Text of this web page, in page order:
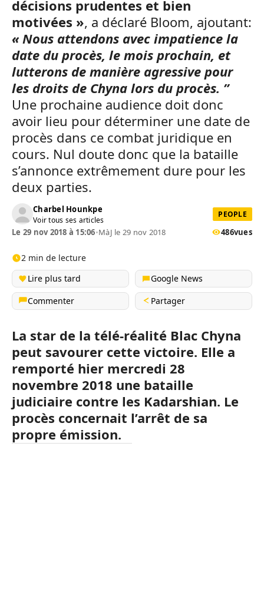
décisions prudentes et bien
motivées », a déclaré Bloom, ajoutant:
« Nous attendons avec impatience la
date du procès, le mois prochain, et
lutterons de manière agressive pour
les droits de Chyna lors du procès. ”
Une prochaine audience doit donc
avoir lieu pour déterminer une date de
procès dans ce combat juridique en
cours. Nul doute donc que la bataille
s’annonce extrêmement dure pour les
deux parties.
Charbel Hounkpe
Voir tous ses articles
PEOPLE
Le 29 nov 2018 à 15:06•MàJ le 29 nov 2018 486vues
2 min de lecture
Lire plus tard
Google News
Commenter
Partager
La star de la télé-réalité Blac Chyna
peut savourer cette victoire. Elle a
remporté hier mercredi 28
novembre 2018 une bataille
judiciaire contre les Kadarshian. Le
procès concernait l’arrêt de sa
propre émission.